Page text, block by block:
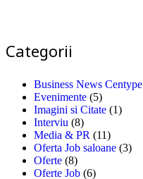
Categorii
Business News Centype
Evenimente (5)
Imagini si Citate (1)
Interviu (8)
Media & PR (11)
Oferta Job saloane (3)
Oferte (8)
Oferte Job (6)